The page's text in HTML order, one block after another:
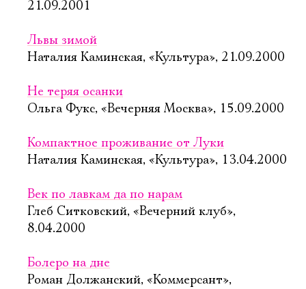
21.09.2001
Львы зимой
Наталия Каминская, «Культура», 21.09.2000
Не теряя осанки
Ольга Фукс, «Вечерняя Москва», 15.09.2000
Компактное проживание от Луки
Наталия Каминская, «Культура», 13.04.2000
Век по лавкам да по нарам
Глеб Ситковский, «Вечерний клуб»,
8.04.2000
Болеро на дне
Роман Должанский, «Коммерсант»,